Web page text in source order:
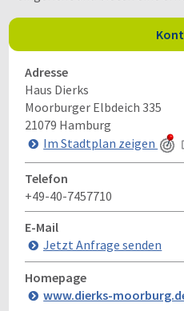
Adresse
Haus Dierks
Moorburger Elbdeich 335
21079 Hamburg
Im Stadtplan zeigen
Telefon
+49-40-7457710
E-Mail
Jetzt Anfrage senden
Homepage
www.dierks-